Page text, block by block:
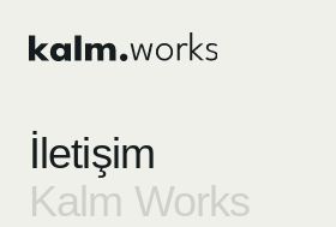
İletişim
Kalm Works